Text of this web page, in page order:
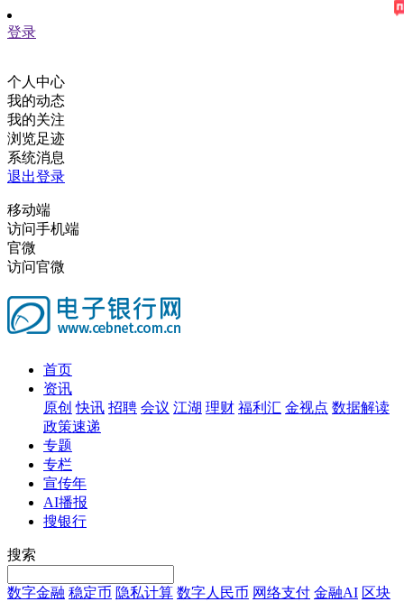
登录
个人中心
我的动态
我的关注
浏览足迹
系统消息
退出登录
移动端
访问手机端
官微
访问官微
首页
资讯
原创 快讯 招聘 会议 江湖 理财 福利汇 金视点 数据解读
政策速递
专题
专栏
宣传年
AI播报
搜银行
搜索
数字金融 稳定币 隐私计算 数字人民币 网络支付 金融AI 区块